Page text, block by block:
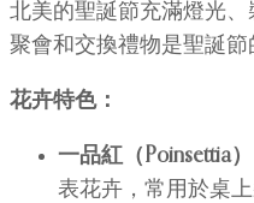
北美的聖誕節充滿燈光
聚會和交換禮物是聖誕節
花卉特色：
一品紅（Poinsettia）
表花卉，常用於桌